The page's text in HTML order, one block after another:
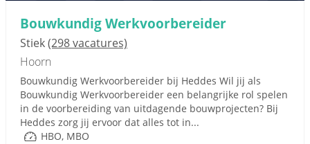
Bouwkundig Werkvoorbereider
Stiek(298 vacatures)
Hoorn
Bouwkundig Werkvoorbereider bij Heddes Wil jij als
Bouwkundig Werkvoorbereider een belangrijke rol spelen
in de voorbereiding van uitdagende bouwprojecten? Bij
Heddes zorg jij ervoor dat alles tot in...
HBO, MBO